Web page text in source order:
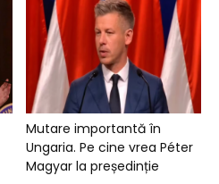
Mutare importantă în
Ungaria. Pe cine vrea Péter
Magyar la președinție